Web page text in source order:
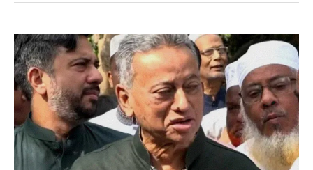
হারাম
কেন
—
প্রশ্ন
তুললেন
জামায়াত
আমীর